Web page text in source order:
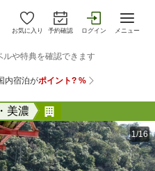
お気に入り 予約確認 ログイン メニュー
美濃
1/16